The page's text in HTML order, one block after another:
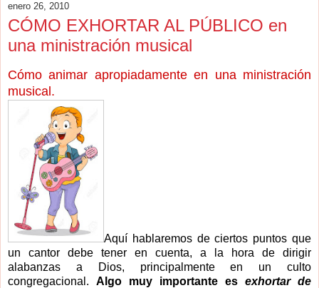
enero 26, 2010
CÓMO EXHORTAR AL PÚBLICO en
una ministración musical
Cómo animar apropiadamente en una ministración
musical.
Aquí hablaremos de ciertos puntos que
un cantor debe tener en cuenta, a la hora de dirigir
alabanzas a Dios, principalmente en un culto
congregacional. Algo muy importante es exhortar de